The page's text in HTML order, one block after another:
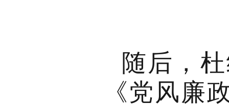
随后，
《党风廉